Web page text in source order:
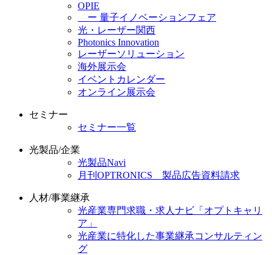
OPIE
ー 量子イノベーションフェア
光・レーザー関西
Photonics Innovation
レーザーソリューション
海外展示会
イベントカレンダー
オンライン展示会
セミナー
セミナー一覧
光製品/企業
光製品Navi
月刊OPTRONICS 製品広告資料請求
人材/事業継承
光産業専門求職・求人ナビ「オプトキャリ
ア」
光産業に特化した事業継承コンサルティン
グ